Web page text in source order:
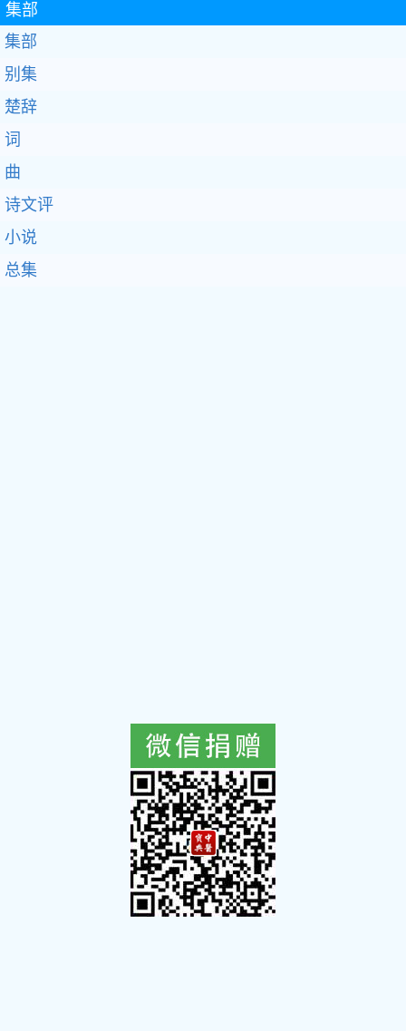
集部
集部
别集
楚辞
词
曲
诗文评
小说
总集